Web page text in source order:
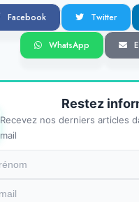
Facebook Twitter
WhatsApp
Restez
Recevez nos derniers articles
mail